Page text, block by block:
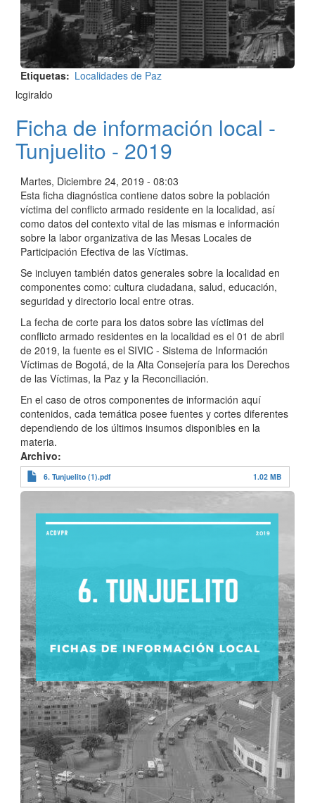
Etiquetas
Localidades de Paz
lcgiraldo
Ficha de información local -
Tunjuelito - 2019
Martes, Diciembre 24, 2019 - 08:03
Esta ficha diagnóstica contiene datos sobre la población
víctima del conflicto armado residente en la localidad, así
como datos del contexto vital de las mismas e información
sobre la labor organizativa de las Mesas Locales de
Participación Efectiva de las Víctimas.
Se incluyen también datos generales sobre la localidad en
componentes como: cultura ciudadana, salud, educación,
seguridad y directorio local entre otras.
La fecha de corte para los datos sobre las víctimas del
conflicto armado residentes en la localidad es el 01 de abril
de 2019, la fuente es el SIVIC - Sistema de Información
Víctimas de Bogotá, de la Alta Consejería para los Derechos
de las Víctimas, la Paz y la Reconciliación.
En el caso de otros componentes de información aquí
contenidos, cada temática posee fuentes y cortes diferentes
dependiendo de los últimos insumos disponibles en la
materia.
Archivo
6. Tunjuelito (1).pdf 1.02 MB